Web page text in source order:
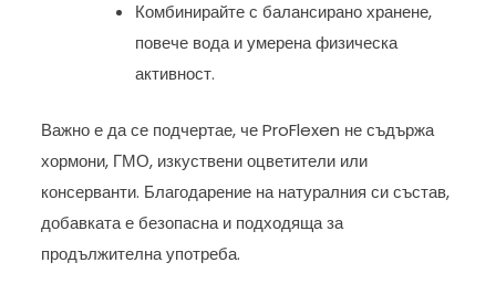
Комбинирайте с балансирано хранене,
повече вода и умерена физическа
активност.
Важно е да се подчертае, че ProFlexen не съдържа
хормони, ГМО, изкуствени оцветители или
консерванти. Благодарение на натуралния си състав,
добавката е безопасна и подходяща за
продължителна употреба.